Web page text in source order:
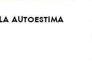
autoestima